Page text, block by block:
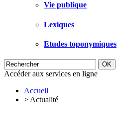
Vie publique
Lexiques
Etudes toponymiques
Accéder aux services en ligne
Accueil
> Actualité